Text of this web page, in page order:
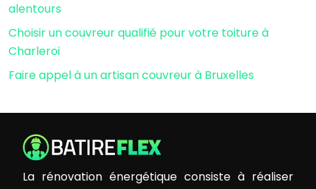
alentours
Choisir un couvreur qualifié pour votre toiture à
Charleroi
Faire appel à un artisan couvreur à Bruxelles
La rénovation énergétique consiste à réaliser